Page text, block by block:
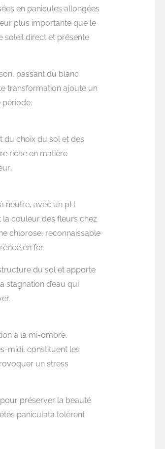
en panicules allongées
plus importante que le
soleil direct et présente
passant du blanc
transformation ajoute un
du choix du sol et des
riche en matière
neutre, avec un pH
la couleur des fleurs chez
chlorose, reconnaissable
en fer.
du sol et apporte
stagnation d’eau qui
à la mi-ombre.
midi, constituent les
un stress
préserver la beauté
paniculata tolèrent